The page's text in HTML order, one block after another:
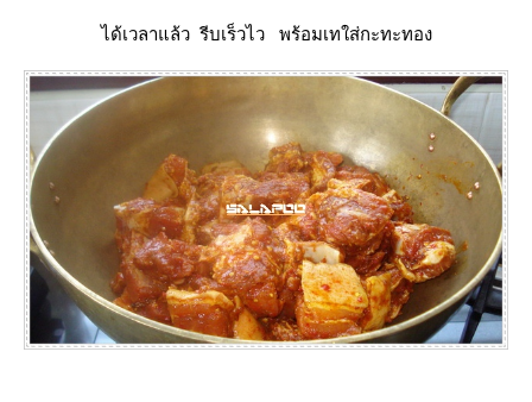
ได้เวลาแล้ว รีบเร็วไว พร้อมเทใส่กะทะทอง